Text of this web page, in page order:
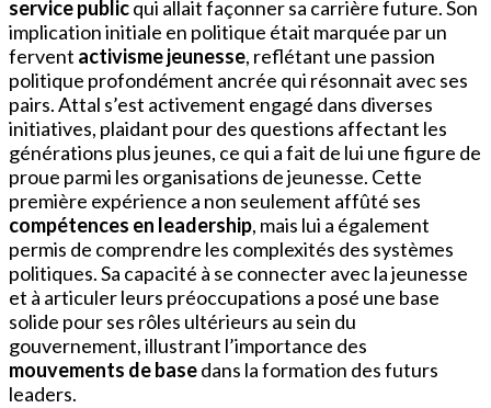
service publicqui allait façonner sa carrière future. Son
implication initiale en politique était marquée par un
fervent activisme jeunesse, reflétant une passion
politique profondément ancrée qui résonnait avec ses
pairs. Attal s’est activement engagé dans diverses
initiatives, plaidant pour des questions affectant les
générations plus jeunes, ce qui a fait de lui une figure de
proue parmi les organisations de jeunesse. Cette
première expérience a non seulement affûté ses
compétences en leadership, mais lui a également
permis de comprendre les complexités des systèmes
politiques. Sa capacité à se connecter avec la jeunesse
et à articuler leurs préoccupations a posé une base
solide pour ses rôles ultérieurs au sein du
gouvernement, illustrant l’importance des
mouvements de basedans la formation des futurs
leaders.